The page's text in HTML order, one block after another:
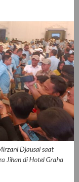
Djausal saat
Jihan di Hotel Graha